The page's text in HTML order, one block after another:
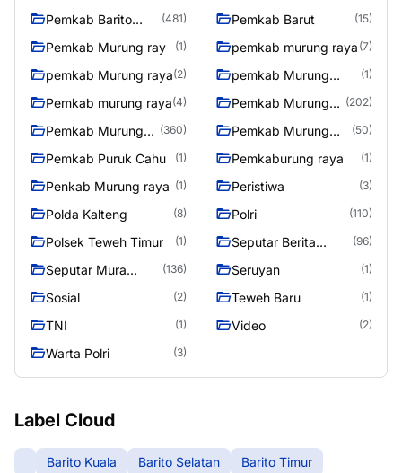
Pemkab Barito
(481) Pemkab Barut (15)
Pemkab Murung ray (1) pemkab murung raya (7)
pemkab Murung raya(2)
pemkab Murung
(1)
Pemkab murung raya(4)
Pemkab Murung
(202)
Pemkab Murung
(360)
Pemkab Murung
(50)
Pemkab Puruk Cahu (1) Pemkaburung raya (1)
Penkab Murung raya (1) Peristiwa (3)
Polda Kalteng (8) Polri (110)
Polsek Teweh Timur (1)
Seputar Berita
(96)
Seputar Mura
(136) Seruyan (1)
Sosial (2) Teweh Baru (1)
TNI (1) Video (2)
Warta Polri (3)
Label Cloud
Barito Kuala Barito Selatan
Barito Timur